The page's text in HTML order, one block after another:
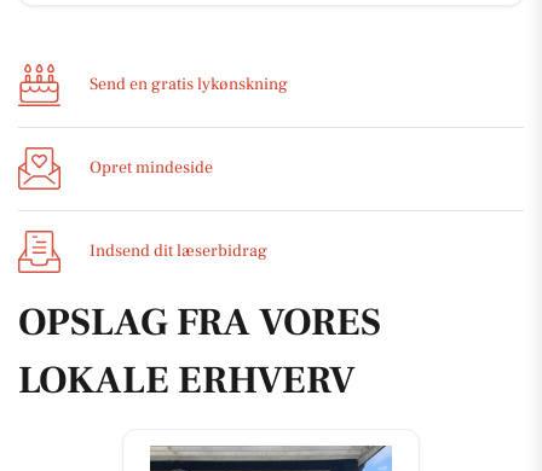
Send en gratis lykønskning
Opret mindeside
Indsend dit læserbidrag
OPSLAG FRA VORES
LOKALE ERHVERV